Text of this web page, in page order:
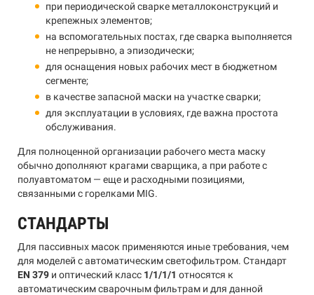
при периодической сварке металлоконструкций и
крепежных элементов;
на вспомогательных постах, где сварка выполняется
не непрерывно, а эпизодически;
для оснащения новых рабочих мест в бюджетном
сегменте;
в качестве запасной маски на участке сварки;
для эксплуатации в условиях, где важна простота
обслуживания.
Для полноценной организации рабочего места маску
обычно дополняют крагами сварщика, а при работе с
полуавтоматом — еще и расходными позициями,
связанными с горелками MIG.
СТАНДАРТЫ
Для пассивных масок применяются иные требования, чем
для моделей с автоматическим светофильтром. Стандарт
EN 379 и оптический класс 1/1/1/1 относятся к
автоматическим сварочным фильтрам и для данной